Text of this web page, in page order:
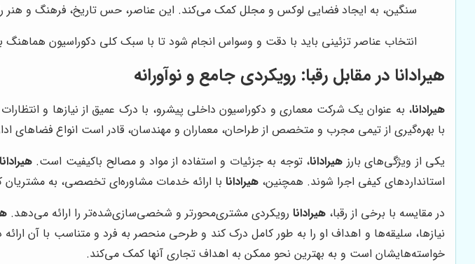
سنگین، به ایجاد فضایی لوکس و مجلل کمک می‌کند. این عناصر، حس تاریخ، فرهنگ و هنر را
انتخاب عناصر تزئینی باید با دقت و وسواس انجام شود تا با سبک کلی دکوراسیون
هیرادانا در مقابل رقبا: رویکردی جامع و نوآورانه
هیرادانا، به عنوان یک شرکت معماری و دکوراسیون داخلی پیشرو، با درک عمیق از نیازها و
با بهره‌گیری از تیمی مجرب و متخصص از طراحان، معماران و مهندسان، قادر است انواع فضاهای
یکی از ویژگی‌های بارز هیرادانا، توجه به جزئیات و استفاده از مواد و مصالح باکیفیت است.هیرادانا
استانداردهای کیفی اجرا شوند. همچنین، هیرادانابا ارائه خدمات مشاوره‌ای تخصصی، به مشتریان
در مقایسه با برخی از رقبا، هیرادانارویکردی مشتری‌محورتر و شخصی‌سازی‌شده‌تر را ارائه می‌دهد.
نیازها، سلیقه‌ها و اهداف او را به طور کامل درک کند و طرحی منحصر به فرد و متناسب با آن
خواسته‌هایشان است و به بهترین نحو ممکن به اهداف تجاری آنها کمک می‌کند.